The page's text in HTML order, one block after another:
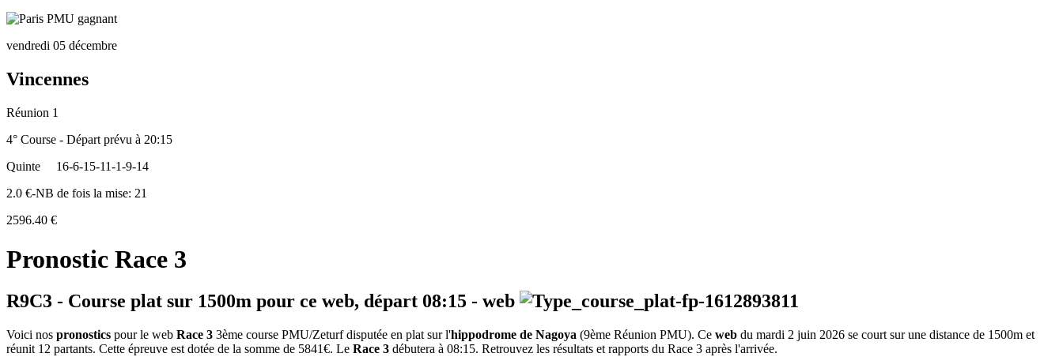
vendredi 05 décembre
Vincennes
Réunion 1
4° Course - Départ prévu à 20:15
Quinte
16-6-15-11-1-9-14
2.0 €-NB de fois la mise: 21
2596.40 €
Pronostic Race 3
R9C3 - Course plat sur 1500m pour ce web, départ 08:15 - web
Voici nos pronostics pour le web Race 3 3ème course PMU/Zeturf disputée en plat sur l'hippodrome de Nagoya (9ème Réunion PMU). Ce web du mardi 2 juin 2026 se court sur une distance de 1500m et
réunit 12 partants. Cette épreuve est dotée de la somme de 5841€. Le Race 3 débutera à 08:15. Retrouvez les résultats et rapports du Race 3 après l'arrivée.